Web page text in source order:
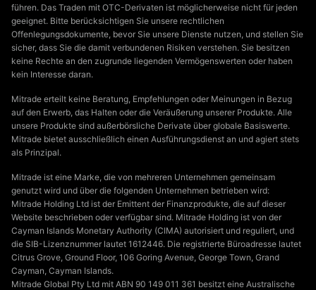
führen. Das Traden mit OTC-Derivaten ist möglicherweise nicht für jeden
geeignet. Bitte berücksichtigen Sie unsere rechtlichen
Offenlegungsdokumente, bevor Sie unsere Dienste nutzen, und stellen Sie
sicher, dass Sie die damit verbundenen Risiken verstehen. Sie besitzen
keine Rechte an den zugrunde liegenden Vermögenswerten oder haben
kein Interesse daran.
Mitrade erteilt keine Beratung, Empfehlungen oder Meinungen in Bezug
auf den Erwerb, das Halten oder die Veräußerung unserer Produkte. Alle
unsere Produkte sind außerbörsliche Derivate über globale Basiswerte.
Mitrade bietet ausschließlich einen Ausführungsdienst an und agiert stets
als Prinzipal.
Mitrade ist eine Marke, die von mehreren Unternehmen gemeinsam
genutzt wird und über die folgenden Unternehmen betrieben wird:
Mitrade Holding Ltd ist der Emittent der Finanzprodukte, die auf dieser
Website beschrieben oder verfügbar sind. Mitrade Holding ist von der
Cayman Islands Monetary Authority (CIMA) autorisiert und reguliert, und
die SIB-Lizenznummer lautet 1612446. Die registrierte Büroadresse lautet
Citrus Grove, Ground Floor, 106 Goring Avenue, George Town, Grand
Cayman, Cayman Islands.
Mitrade Global Pty Ltd mit ABN 90 149 011 361 besitzt eine Australische